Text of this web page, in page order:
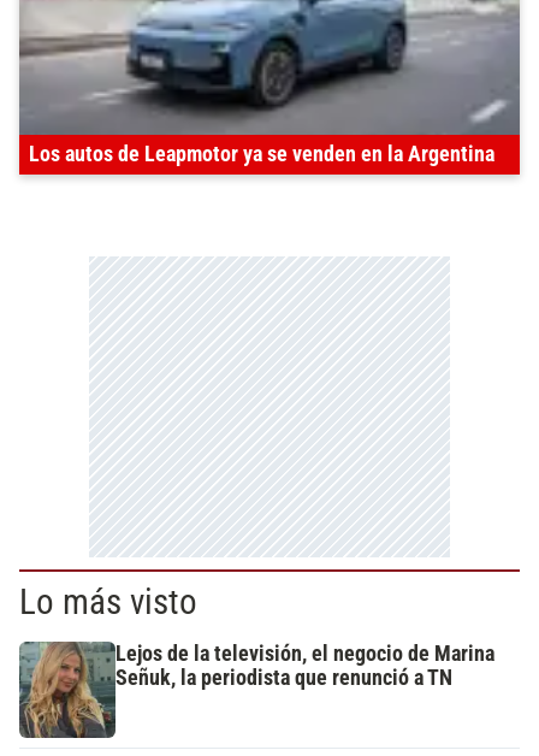
Los autos de Leapmotor ya se venden en la Argentina
Lo más visto
Lejos de la televisión, el negocio de Marina
Señuk, la periodista que renunció a TN